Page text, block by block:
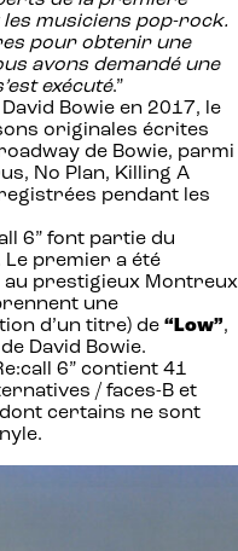
les musiciens pop-rock.
pour obtenir une
avons demandé une
exécuté.”
Bowie en 2017, le
originales écrites
de Bowie, parmi
No Plan, Killing A
pendant les
6” font partie du
premier a été
prestigieux Montreux
une
d’un titre) de “Low”,
David Bowie.
6” contient 41
/ faces-B et
certains ne sont